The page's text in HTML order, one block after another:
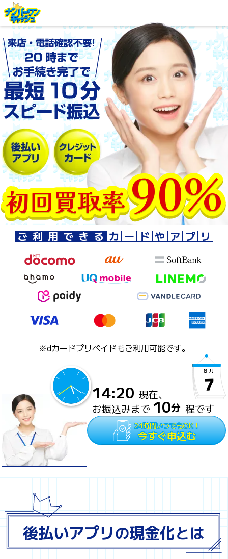
初回買取率90%
ご 利 用 で き る カ ー ド や ア プ リ
※dカードプリペイドもご利用可能です。
14:20 現在、
8 月
7
お振込みまで 10分 程です
24時間いつでもOK！
今すぐ申込む
後払いアプリの現金化とは